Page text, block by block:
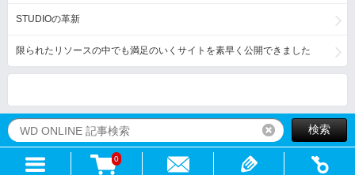
STUDIOの革新
限られたリソースの中でも満足のいくサイトを素早く公開できました
リセット検索
0